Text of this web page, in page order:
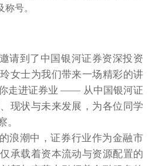
号。
请到了中国银河证券资深投资
女士为我们带来一场精彩的讲
走进证券业 —— 从中国银河证
现状与未来发展，为各位同学
。
浪潮中，证券行业作为金融市
承载着资本流动与资源配置的